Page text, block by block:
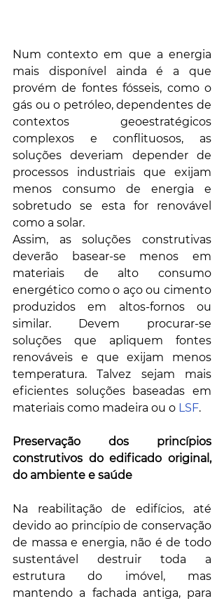
Num contexto em que a energia
mais disponível ainda é a que
provém de fontes fósseis, como o
gás ou o petróleo, dependentes de
contextos geoestratégicos
complexos e conflituosos, as
soluções deveriam depender de
processos industriais que exijam
menos consumo de energia e
sobretudo se esta for renovável
como a solar.
Assim, as soluções construtivas
deverão basear-se menos em
materiais de alto consumo
energético como o aço ou cimento
produzidos em altos-fornos ou
similar. Devem procurar-se
soluções que apliquem fontes
renováveis e que exijam menos
temperatura. Talvez sejam mais
eficientes soluções baseadas em
materiais como madeira ou o LSF.
Preservação dos princípios
construtivos do edificado original,
do ambiente e saúde
Na reabilitação de edifícios, até
devido ao princípio de conservação
de massa e energia, não é de todo
sustentável destruir toda a
estrutura do imóvel, mas
mantendo a fachada antiga, para